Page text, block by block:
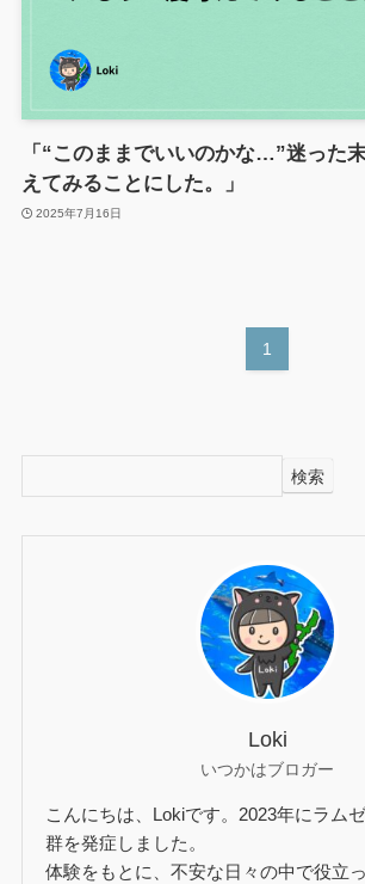
「“このままでいいのかな…”迷った
えてみることにした。」
2025年7月16日
1
検索
Loki
いつかはブロガー
こんにちは、Lokiです。2023年にラム
群を発症しました。
体験をもとに、不安な日々の中で役立